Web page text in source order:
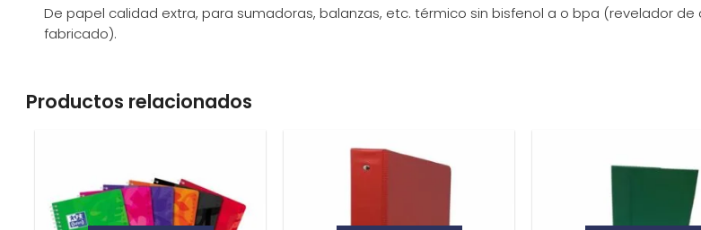
De papel calidad extra, para sumadoras, balanzas, etc. térmico sin bisfenol a o bpa (revelador
fabricado).
Productos relacionados